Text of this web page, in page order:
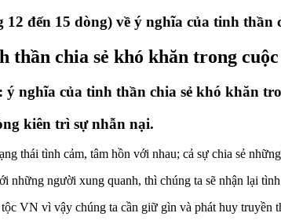
đến 15 dòng) về ý nghĩa của tinh thần
thần chia sẻ khó khăn trong cuộc
nghĩa của tinh thần chia sẻ khó khăn
kiên trì sự nhẫn nại.
thái tình cảm, tâm hồn với nhau; cả sự chia sẻ
những người xung quanh, thì chúng ta sẽ nhận lại
VN vì vậy chúng ta cần giữ gìn và phát huy truyền